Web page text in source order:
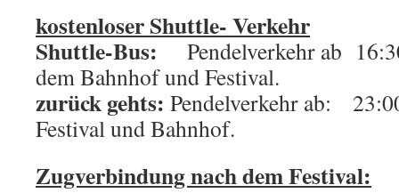
kostenloser Shuttle- Verkehr
Shuttle-Bus:
Pendelverkehr ab
dem Bahnhof und Festival.
zurück gehts: Pendelverkehr ab:
Festival und Bahnhof.
Zugverbindung nach dem Festival: